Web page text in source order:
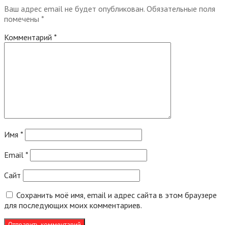
Ваш адрес email не будет опубликован. Обязательные поля
помечены *
Комментарий *
Имя *
Email *
Сайт
Сохранить моё имя, email и адрес сайта в этом браузере
для последующих моих комментариев.